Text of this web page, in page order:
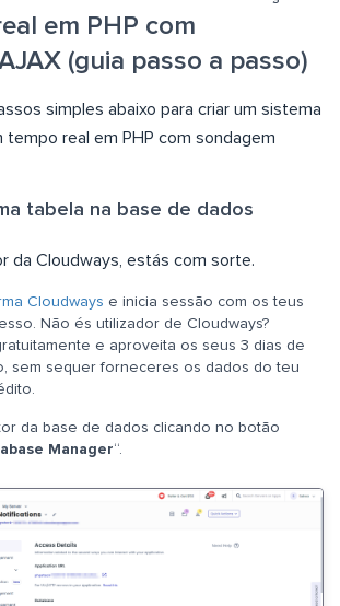
em PHP com
(guia passo a passo)
simples abaixo para criar um sistema
real em PHP com sondagem
tabela na base de dados
da Cloudways, estás com sorte.
Cloudways e inicia sessão com os teus
Não és utilizador de Cloudways?
e aproveita os seus 3 dias de
sem sequer forneceres os dados do teu
da base de dados clicando no botão
Manager“.